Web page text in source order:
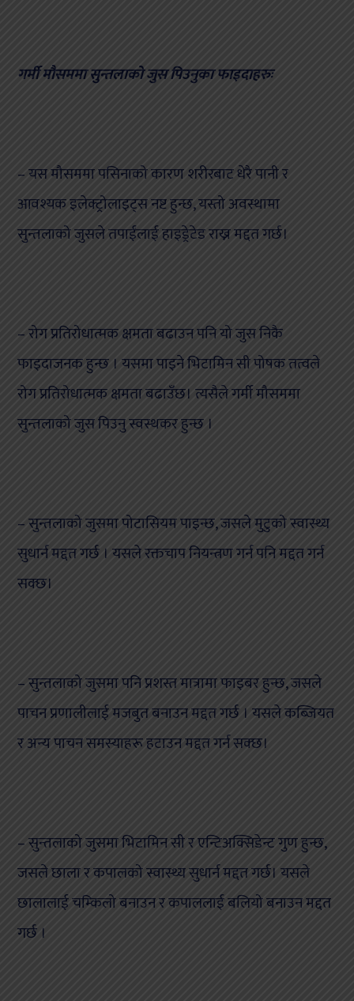
गर्मी मौसममा सुन्तलाको जुस पिउनुका फाइदाहरुः
– यस मौसममा पसिनाको कारण शरीरबाट धेरै पानी र
आवश्यक इलेक्ट्रोलाइट्स नष्ट हुन्छ, यस्तो अवस्थामा
सुन्तलाको जुसले तपाईंलाई हाइड्रेटेड राख्न मद्दत गर्छ।
– रोग प्रतिरोधात्मक क्षमता बढाउन पनि यो जुस निकै
फाइदाजनक हुन्छ । यसमा पाइने भिटामिन सी पोषक तत्वले
रोग प्रतिरोधात्मक क्षमता बढाउँछ। त्यसैले गर्मी मौसममा
सुन्तलाको जुस पिउनु स्वस्थकर हुन्छ ।
– सुन्तलाको जुसमा पोटासियम पाइन्छ, जसले मुटुको स्वास्थ्य
सुधार्न मद्दत गर्छ । यसले रक्तचाप नियन्त्रण गर्न पनि मद्दत गर्न
सक्छ।
– सुन्तलाको जुसमा पनि प्रशस्त मात्रामा फाइबर हुन्छ, जसले
पाचन प्रणालीलाई मजबुत बनाउन मद्दत गर्छ । यसले कब्जियत
र अन्य पाचन समस्याहरू हटाउन मद्दत गर्न सक्छ।
– सुन्तलाको जुसमा भिटामिन सी र एन्टिअक्सिडेन्ट गुण हुन्छ,
जसले छाला र कपालको स्वास्थ्य सुधार्न मद्दत गर्छ। यसले
छालालाई चम्किलो बनाउन र कपाललाई बलियो बनाउन मद्दत
गर्छ ।